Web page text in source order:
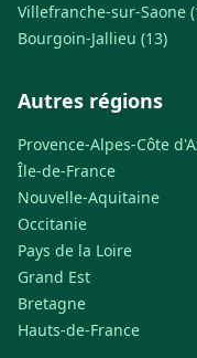
Villefranche-sur-Saone
Bourgoin-Jallieu (13)
Autres régions
Provence-Alpes-Côte
Île-de-France
Nouvelle-Aquitaine
Occitanie
Pays de la Loire
Grand Est
Bretagne
Hauts-de-France